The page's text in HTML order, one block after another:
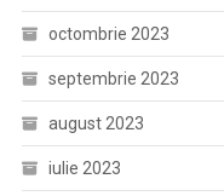
octombrie 2023
septembrie 2023
august 2023
iulie 2023